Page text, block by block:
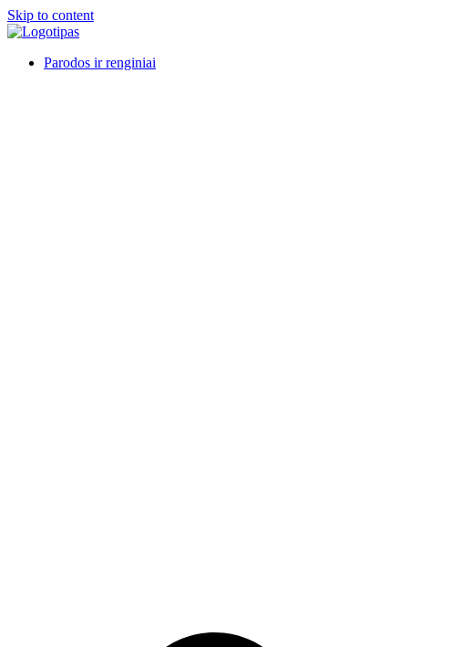
Skip to content
Parodos ir renginiai